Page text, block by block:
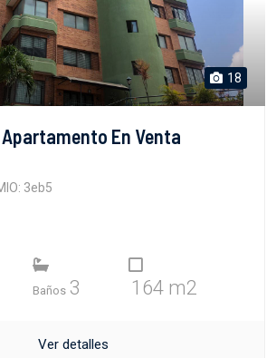
18
En Venta
3eb5
Baños 3 164 m2
Ver detalles